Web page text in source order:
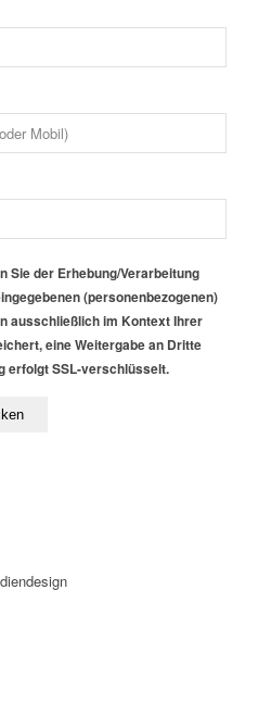
Sie der Erhebung/Verarbeitung
(personenbezogenen)
ausschließlich im Kontext Ihrer
eine Weitergabe an Dritte
erfolgt SSL-verschlüsselt.